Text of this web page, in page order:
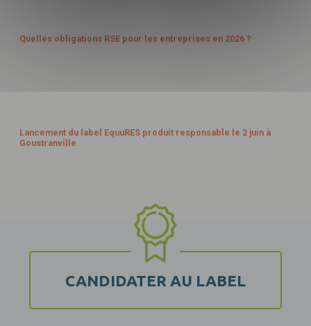
26
Quelles obligations RSE pour les entreprises en 2026 ?
2
JUIN26
Lancement du label EquuRES produit responsable le 2 juin à
Goustranville
CANDIDATER AU LABEL